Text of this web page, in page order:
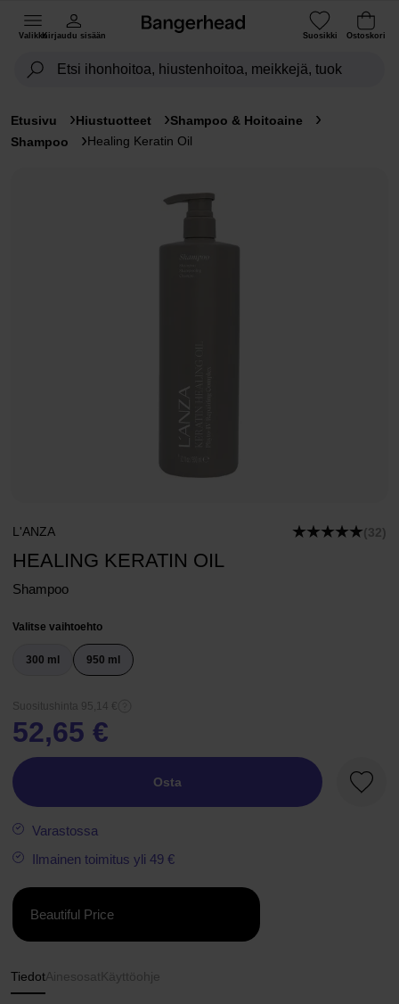
ValikkoKirjaudu sisään Suosikki Ostoskori
Etusivu Hiustuotteet
Shampoo & Hoitoaine
Shampoo
Healing Keratin Oil
L'ANZA (32)
HEALING KERATIN OIL
Shampoo
Valitse vaihtoehto
300 ml 950 ml
Suositushinta 95,14 €
52,65 €
Osta
Varastossa
Ilmainen toimitus yli 49 €
Beautiful Price
TiedotAinesosat Käyttöohje